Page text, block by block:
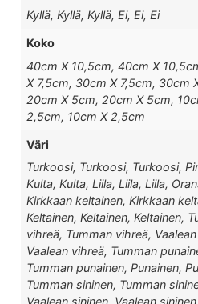
Kyllä, Kyllä, Kyllä, Ei, Ei, Ei
Koko
40cm X 10,5cm, 40cm X
X 7,5cm, 30cm X 7,5cm, 30cm
20cm X 5cm, 20cm X 5cm,
2,5cm, 10cm X 2,5cm
Väri
Turkoosi, Turkoosi, Turkoosi,
Kulta, Kulta, Liila, Liila, Liila,
Kirkkaan keltainen, Kirkkaan
Keltainen, Keltainen, Keltainen,
vihreä, Tumman vihreä,
Vaalean vihreä, Tumman
Tumman punainen, Punainen,
Tumman sininen, Tumman
Vaalean sininen, Vaalean